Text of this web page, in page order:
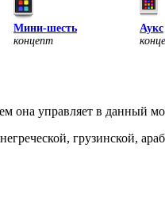
Мини-шесть
концепт
Аукс
она управляет в данный
грузинской,